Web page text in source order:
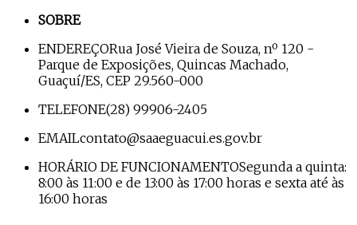
SOBRE
ENDEREÇORua José Vieira de Souza, nº 120 -
Parque de Exposições, Quincas Machado,
Guaçuí/ES, CEP 29.560-000
TELEFONE(28) 99906-2405
EMAILcontato@saaeguacui.es.gov.br
HORÁRIO DE FUNCIONAMENTOSegunda a quinta:
8:00 às 11:00 e de 13:00 às 17:00 horas e sexta até às
16:00 horas